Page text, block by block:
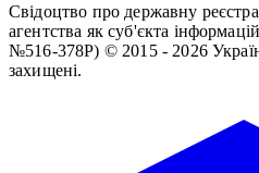
Свідоцтво про державну
агентства як суб'єкта
№516-378Р) © 2015 - 2026
захищені.